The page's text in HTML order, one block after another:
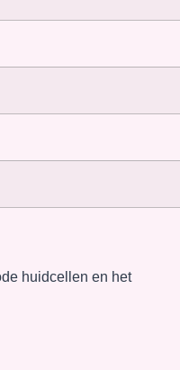
huidcellen en het